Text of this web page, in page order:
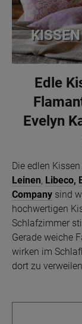
KISSEN
Edle
Evelyn
Die edlen
Leinen, Libeco,
Company sind
hochwertigen
Schlafzimmer
Gerade weiche
wirken im
dort zu